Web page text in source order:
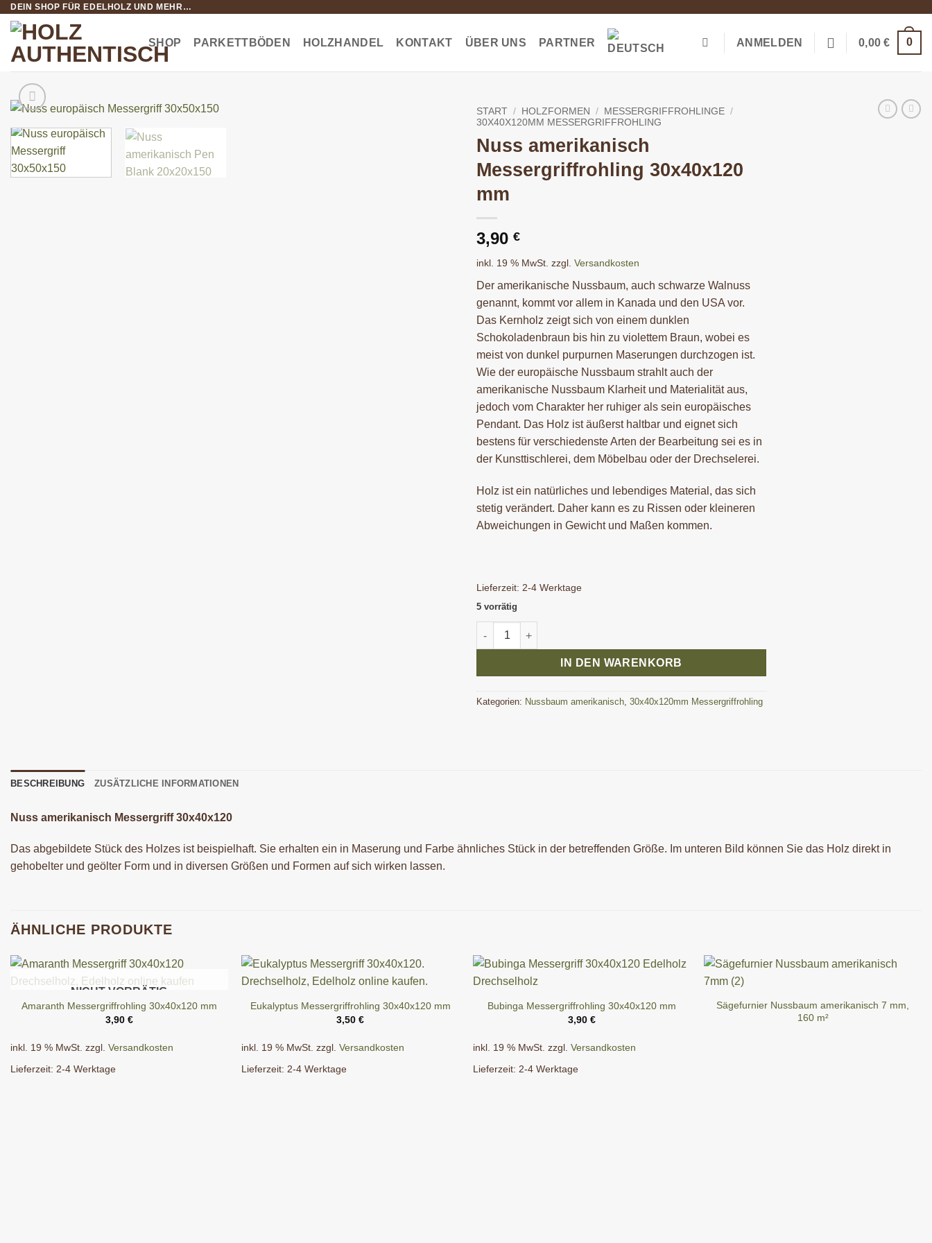
Zum
Inhalt
springen
DEIN SHOP FÜR EDELHOLZ UND MEHR…
SHOP PARKETTBÖDEN HOLZHANDEL KONTAKT ÜBER UNS PARTNER ANMELDEN 0,00€ 0
START / HOLZFORMEN / MESSERGRIFFROHLINGE /
30X40X120MM MESSERGRIFFROHLING
Nuss amerikanisch
Messergriffrohling 30x40x120
mm
3,90 €
inkl. 19 % MwSt. zzgl. Versandkosten
Der amerikanische Nussbaum, auch schwarze Walnuss
genannt, kommt vor allem in Kanada und den USA vor.
Das Kernholz zeigt sich von einem dunklen
Schokoladenbraun bis hin zu violettem Braun, wobei es
meist von dunkel purpurnen Maserungen durchzogen ist.
Wie der europäische Nussbaum strahlt auch der
amerikanische Nussbaum Klarheit und Materialität aus,
jedoch vom Charakter her ruhiger als sein europäisches
Pendant. Das Holz ist äußerst haltbar und eignet sich
bestens für verschiedenste Arten der Bearbeitung sei es in
der Kunsttischlerei, dem Möbelbau oder der Drechselerei.
Holz ist ein natürliches und lebendiges Material, das sich
stetig verändert. Daher kann es zu Rissen oder kleineren
Abweichungen in Gewicht und Maßen kommen.
Lieferzeit: 2-4 Werktage
5 vorrätig
Nuss amerikanisch Messergriffrohling 30x40x120 mm Menge
IN DEN WARENKORB
Kategorien: Nussbaum amerikanisch 30x40x120mm Messergriffrohling
BESCHREIBUNG ZUSÄTZLICHE INFORMATIONEN
Nuss amerikanisch Messergriff 30x40x120
Das abgebildete Stück des Holzes ist beispielhaft. Sie erhalten ein in Maserung und Farbe ähnliches Stück in der betreffenden Größe. Im unteren Bild können Sie das Holz direkt in
gehobelter und geölter Form und in diversen Größen und Formen auf sich wirken lassen.
ÄHNLICHE PRODUKTE
NICHT VORRÄTIG
Amaranth Messergriffrohling 30x40x120 mm
3,90 €
inkl. 19 % MwSt. zzgl. Versandkosten
Lieferzeit: 2-4 Werktage
Eukalyptus Messergriffrohling 30x40x120 mm
3,50€
inkl. 19 % MwSt. zzgl.Versandkosten
Lieferzeit:2-4 Werktage
Bubinga Messergriffrohling 30x40x120 mm
3,90 €
inkl. 19 % MwSt. zzgl. Versandkosten
Lieferzeit: 2-4 Werktage
Sägefurnier Nussbaum amerikanisch 7 mm,
160 m²